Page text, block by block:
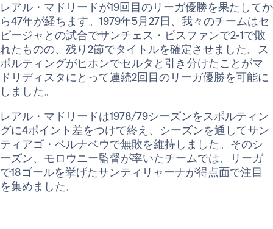
レアル・マドリードが19回目のリーガ優勝を果たしてか
ら47年が経ちます。1979年5月27日、我々のチームはセ
ビージャとの試合でサンチェス・ピスファンで2-1で敗
れたものの、残り2節でタイトルを確定させました。ス
ポルティングがヒホンでセルタと引き分けたことがマ
ドリディスタにとって連続2回目のリーガ優勝を可能に
しました。
レアル・マドリードは1978/79シーズンをスポルティン
グに4ポイント差をつけて終え、シーズンを通してサン
ティアゴ・ベルナベウで無敗を維持しました。そのシ
ーズン、モロウニー監督が率いたチームでは、リーガ
で18ゴールを挙げたサンティリャーナが得点面で注目
を集めました。